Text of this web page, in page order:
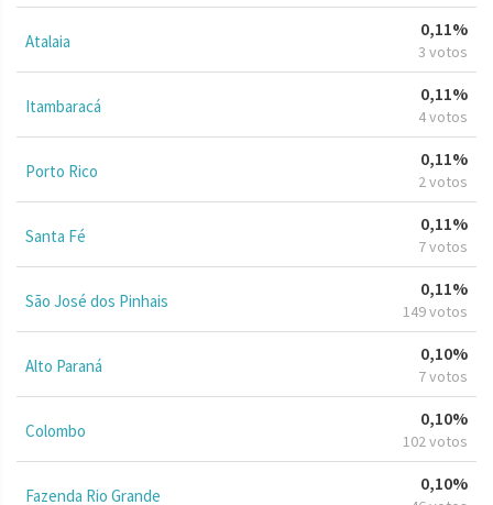
Atalaia
0,11%
3 votos
Itambaracá
0,11%
4 votos
Porto Rico
0,11%
2 votos
Santa Fé
0,11%
7 votos
São José dos Pinhais
0,11%
149 votos
Alto Paraná
0,10%
7 votos
Colombo
0,10%
102 votos
Fazenda Rio Grande
0,10%